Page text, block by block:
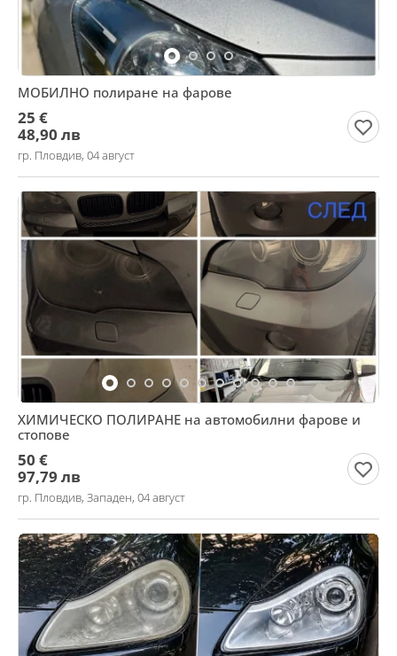
МОБИЛНО полиране на фарове
25 €
48,90 лв
гр. Пловдив, 04 август
ХИМИЧЕСКО ПОЛИРАНЕ на автомобилни фарове и
стопове
50 €
97,79 лв
гр. Пловдив, Западен, 04 август